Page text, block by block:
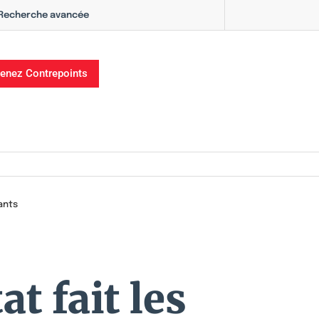
avancée
Contrepoints
fait les